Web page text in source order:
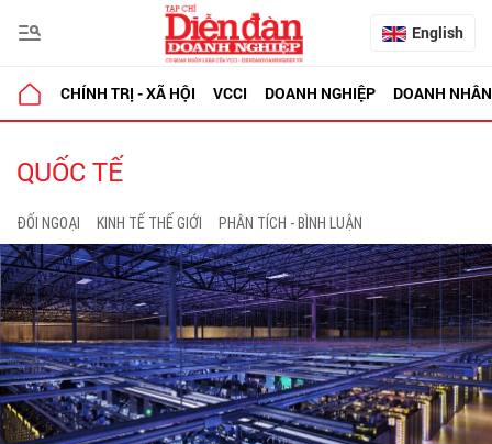
English
CHÍNH TRỊ - XÃ HỘI VCCI DOANH NGHIỆP DOANH NHÂN
QUỐC TẾ
ĐỐI NGOẠI KINH TẾ THẾ GIỚI PHÂN TÍCH - BÌNH LUẬN